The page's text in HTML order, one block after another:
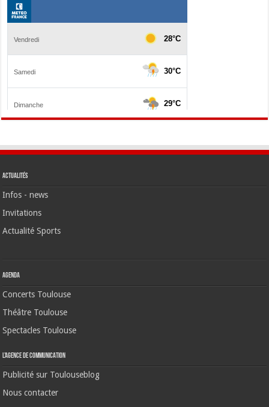
Actualités
Infos - news
Invitations
Actualité Sports
Agenda
Concerts Toulouse
Théâtre Toulouse
Spectacles Toulouse
L’agence de communication
Publicité sur Toulouseblog
Nous contacter